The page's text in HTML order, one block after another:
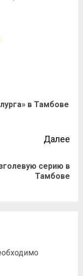
в Тамбове
Далее
серию в
Тамбове